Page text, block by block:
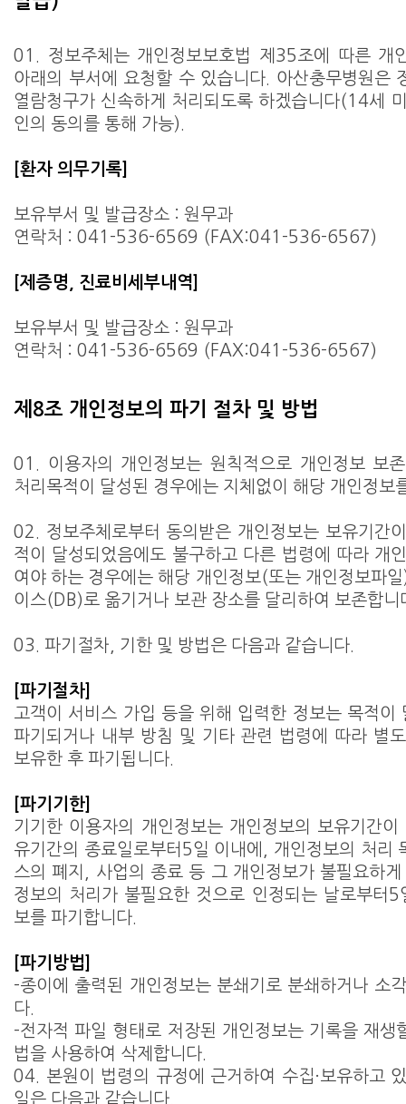
01. 정보주체는 개인정보보호법 제35조에 따른 개
아래의 부서에 요청할 수 있습니다. 아산충무병원은
열람청구가 신속하게 처리되도록 하겠습니다(14세
인의 동의를 통해 가능).
[환자 의무기록]
보유부서 및 발급장소 : 원무과
연락처 : 041-536-6569 (FAX:041-536-6567)
[제증명, 진료비세부내역]
보유부서 및 발급장소 : 원무과
연락처 : 041-536-6569 (FAX:041-536-6567)
제8조 개인정보의 파기 절차 및 방법
01. 이용자의 개인정보는 원칙적으로 개인정보 보
처리목적이 달성된 경우에는 지체없이 해당 개인정보
02. 정보주체로부터 동의받은 개인정보는 보유기간
적이 달성되었음에도 불구하고 다른 법령에 따라 개
여야 하는 경우에는 해당 개인정보(또는 개인정보파
이스(DB)로 옮기거나 보관 장소를 달리하여 보존합니
03. 파기절차, 기한 및 방법은 다음과 같습니다.
[파기절차]
고객이 서비스 가입 등을 위해 입력한 정보는 목적이
파기되거나 내부 방침 및 기타 관련 법령에 따라 별
보유한 후 파기됩니다.
[파기기한]
기기한 이용자의 개인정보는 개인정보의 보유기간
유기간의 종료일로부터5일 이내에, 개인정보의 처리
스의 폐지, 사업의 종료 등 그 개인정보가 불필요하
정보의 처리가 불필요한 것으로 인정되는 날로부터
보를 파기합니다.
[파기방법]
-종이에 출력된 개인정보는 분쇄기로 분쇄하거나 소
다.
-전자적 파일 형태로 저장된 개인정보는 기록을 재생
법을 사용하여 삭제합니다.
04. 본원이 법령의 규정에 근거하여 수집·보유하고
일은 다음과 같습니다.